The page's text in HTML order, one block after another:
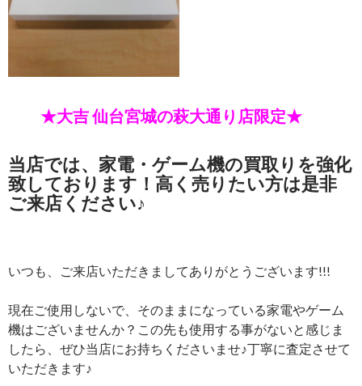
★大吉 仙台宮城の萩大通り店限定★
当店では、家電・ゲーム機の買取りを強化
致しております！高く売りたい方は是非
ご来店ください♪
いつも、ご来店いただきましてありがとうございます!!!
現在ご使用しないで、そのままになっている家電やゲーム
機はございませんか？この先も使用する事がないと感じま
したら、ぜひ当店にお持ちくださいませ♪丁寧に査定させて
いただきます♪